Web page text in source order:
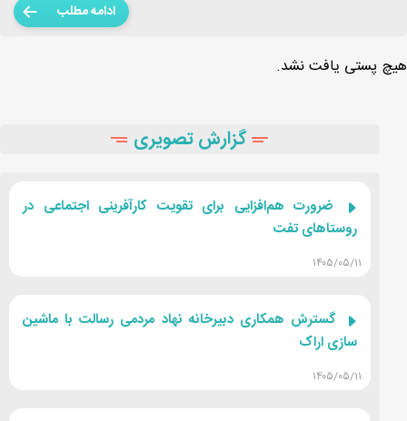
ادامه مطلب
هیچ پستی یافت نشد.
گزارش تصویری
ضرورت هم‌افزایی برای تقویت کارآفرینی اجتماعی در
روستاهای تفت
۱۴۰۵/۰۵/۱۱
گسترش همکاری دبیرخانه نهاد مردمی رسالت با ماشین
سازی اراک
۱۴۰۵/۰۵/۱۱